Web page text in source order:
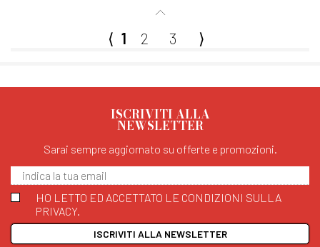
⟨ 1 2 3 ⟩
ISCRIVITI ALLA
NEWSLETTER
Sarai sempre aggiornato su offerte e promozioni.
HO LETTO ED ACCETTATO LE CONDIZIONI SULLA
PRIVACY.
ISCRIVITI ALLA NEWSLETTER